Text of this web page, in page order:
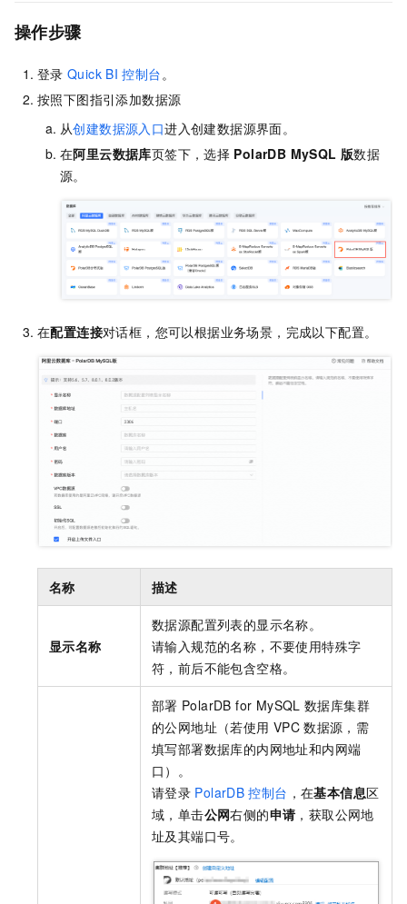
操作步骤
登录 Quick BI 控制台。
按照下图指引添加数据源
从创建数据源入口进入创建数据源界面。
在阿里云数据库页签下，选择 PolarDB MySQL 版数据
源。
在配置连接对话框，您可以根据业务场景，完成以下配置。
名称 描述
显示名称
数据源配置列表的显示名称。
请输入规范的名称，不要使用特殊字
符，前后不能包含空格。
部署 PolarDB for MySQL 数据库集群
的公网地址（若使用 VPC 数据源，需
填写部署数据库的内网地址和内网端
口）。
请登录 PolarDB 控制台 ，在基本信息区
域，单击公网右侧的申请，获取公网地
址及其端口号。